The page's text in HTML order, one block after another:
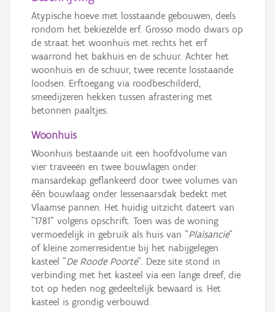
Atypische hoeve met losstaande gebouwen, deels
rondom het bekiezelde erf. Grosso modo dwars op
de straat het woonhuis met rechts het erf
waarrond het bakhuis en de schuur. Achter het
woonhuis en de schuur, twee recente losstaande
loodsen. Erftoegang via roodbeschilderd,
smeedijzeren hekken tussen afrastering met
betonnen paaltjes.
Woonhuis
Woonhuis bestaande uit een hoofdvolume van
vier traveeën en twee bouwlagen onder
mansardekap geflankeerd door twee volumes van
één bouwlaag onder lessenaarsdak bedekt met
Vlaamse pannen. Het huidig uitzicht dateert van
"1781" volgens opschrift. Toen was de woning
vermoedelijk in gebruik als huis van "Plaisancie"
of kleine zomerresidentie bij het nabijgelegen
kasteel "De Roode Poorte". Deze site stond in
verbinding met het kasteel via een lange dreef, die
tot op heden nog gedeeltelijk bewaard is. Het
kasteel is grondig verbouwd.